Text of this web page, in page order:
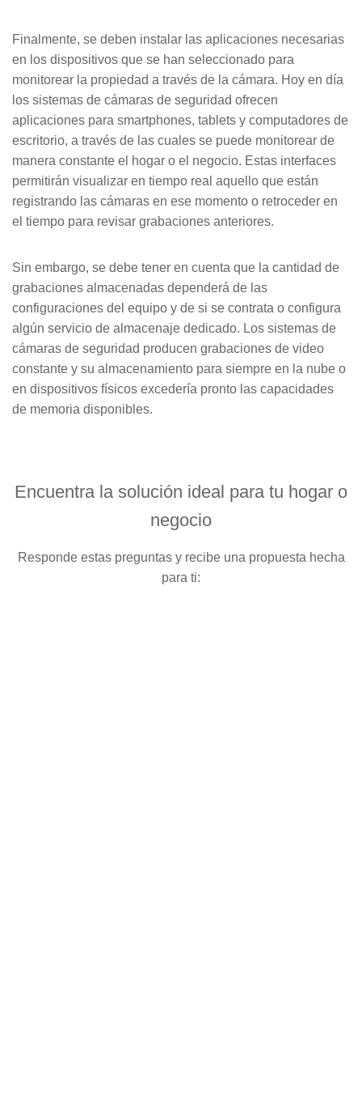
Finalmente, se deben instalar las aplicaciones necesarias
en los dispositivos que se han seleccionado para
monitorear la propiedad a través de la cámara. Hoy en día
los sistemas de cámaras de seguridad ofrecen
aplicaciones para smartphones, tablets y computadores de
escritorio, a través de las cuales se puede monitorear de
manera constante el hogar o el negocio. Estas interfaces
permitirán visualizar en tiempo real aquello que están
registrando las cámaras en ese momento o retroceder en
el tiempo para revisar grabaciones anteriores.
Sin embargo, se debe tener en cuenta que la cantidad de
grabaciones almacenadas dependerá de las
configuraciones del equipo y de si se contrata o configura
algún servicio de almacenaje dedicado. Los sistemas de
cámaras de seguridad producen grabaciones de video
constante y su almacenamiento para siempre en la nube o
en dispositivos físicos excedería pronto las capacidades
de memoria disponibles.
Encuentra la solución ideal para tu hogar o
negocio
Responde estas preguntas y recibe una propuesta hecha
para ti: